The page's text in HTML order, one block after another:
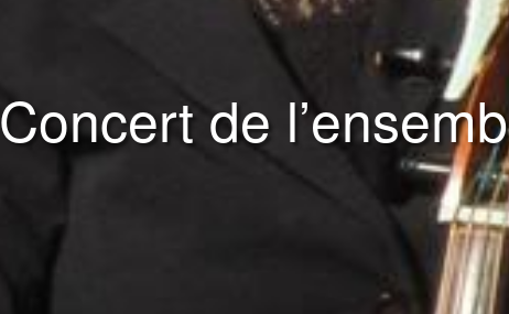
Concert de